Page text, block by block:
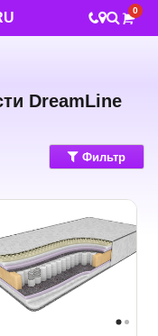
0
DreamLine
Фильтр